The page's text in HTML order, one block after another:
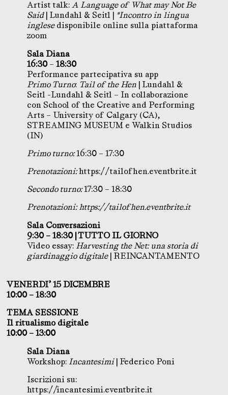
Artist talk: A Language of What may Not Be
Said | Lundahl & Seitl | *Incontro in lingua
inglesedisponibile online sulla piattaforma
zoom
Sala Diana
16:30 – 18:30
Performance partecipativa su app
Primo Turno: Tail of the Hen | Lundahl &
Seitl -Lundahl & Seitl – In collaborazione
con School of the Creative and Performing
Arts – University of Calgary (CA),
STREAMING MUSEUM e Walkin Studios
(IN)
Primo turno:16:30 – 17:30
Prenotazioni: https://tailofhen.eventbrite.it
Secondo turno:17:30 – 18:30
Prenotazioni: https://tailofhen.eventbrite.it
Sala Conversazioni
9:30 – 18:30 | TUTTO IL GIORNO
Video essay: Harvesting the Net: una storia di
giardinaggio digitale| REINCANTAMENTO
VENERDI’ 15 DICEMBRE
10:00 – 18:30
TEMA SESSIONE
Il ritualismo digitale
10:00 – 13:00
Sala Diana
Workshop: Incantesimi| Federico Poni
Iscrizioni su:
https://incantesimi.eventbrite.it